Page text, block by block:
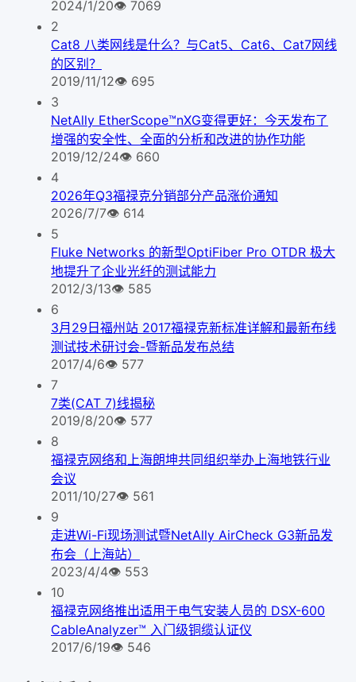
2024/1/20👁 7069
2
Cat8 八类网线是什么？与Cat5、Cat6、Cat7网线
的区别？
2019/11/12👁 695
3
NetAlly EtherScope™nXG变得更好：今天发布了
增强的安全性、全面的分析和改进的协作功能
2019/12/24👁 660
4
2026年Q3福禄克分销部分产品涨价通知
2026/7/7👁 614
5
Fluke Networks 的新型OptiFiber Pro OTDR 极大
地提升了企业光纤的测试能力
2012/3/13👁 585
6
3月29日福州站 2017福禄克新标准详解和最新布线
测试技术研讨会-暨新品发布总结
2017/4/6👁 577
7
7类(CAT 7)线揭秘
2019/8/20👁 577
8
福禄克网络和上海朗坤共同组织举办上海地铁行业
会议
2011/10/27👁 561
9
走进Wi-Fi现场测试暨NetAlly AirCheck G3新品发
布会（上海站）
2023/4/4👁 553
10
福禄克网络推出适用于电气安装人员的 DSX-600
CableAnalyzer™ 入门级铜缆认证仪
2017/6/19👁 546